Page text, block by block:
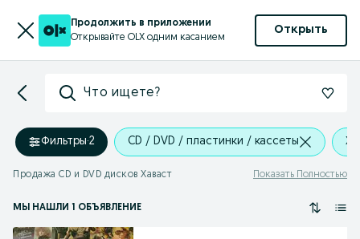
Продолжить в приложении
Открывайте OLX одним касанием
Открыть
Что ищете?
Фильтры·2 CD / DVD / пластинки / кассеты
Продажа CD и DVD дисков Хаваст Показать Полностью
МЫ НАШЛИ 1 ОБЪЯВЛЕНИЕ